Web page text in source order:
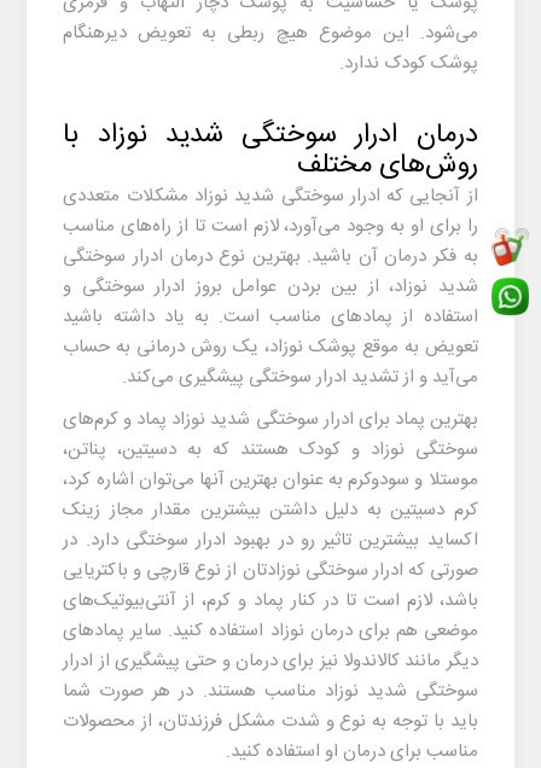
می‌شود. این موضوع هیچ ربطی به تعویض دیرهنگام
پوشک کودک ندارد.
درمان ادرار سوختگی شدید نوزاد با
روش‌های مختلف
از آنجایی که ادرار سوختگی شدید نوزاد مشکلات متعددی
را برای او به وجود می‌آورد، لازم است تا از راه‌های مناسب
به فکر درمان آن باشید. بهترین نوع درمان ادرار سوختگی
شدید نوزاد، از بین بردن عوامل بروز ادرار سوختگی و
استفاده از پمادهای مناسب است. به یاد داشته باشید
تعویض به موقع پوشک نوزاد، یک روش درمانی به حساب
می‌آید و از تشدید ادرار سوختگی پیشگیری می‌کند.
بهترین پماد برای ادرار سوختگی شدید نوزاد پماد و کرم‌های
سوختگی نوزاد و کودک هستند که به دسیتین، پناتن،
موستلا و سودوکرم به عنوان بهترین آنها می‌توان اشاره کرد،
کرم دسیتین به دلیل داشتن بیشترین مقدار مجاز زینک
اکساید بیشترین تاثیر رو در بهبود ادرار سوختگی دارد. در
صورتی که ادرار سوختگی نوزادتان از نوع قارچی و باکتریایی
باشد، لازم است تا در کنار پماد و کرم، از آنتی‌بیوتیک‌های
موضعی هم برای درمان نوزاد استفاده کنید. سایر پمادهای
دیگر مانند کالاندولا نیز برای درمان و حتی پیشگیری از ادرار
سوختگی شدید نوزاد مناسب هستند. در هر صورت شما
باید با توجه به نوع و شدت مشکل فرزندتان، از محصولات
مناسب برای درمان او استفاده کنید.